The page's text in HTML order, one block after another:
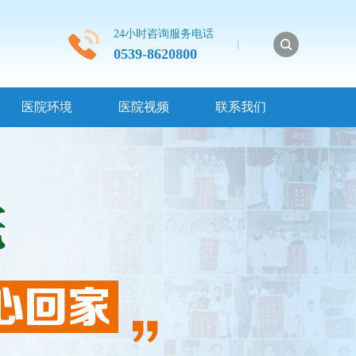
24小时咨询服务电话
0539-8620800
医院环境 医院视频 联系我们